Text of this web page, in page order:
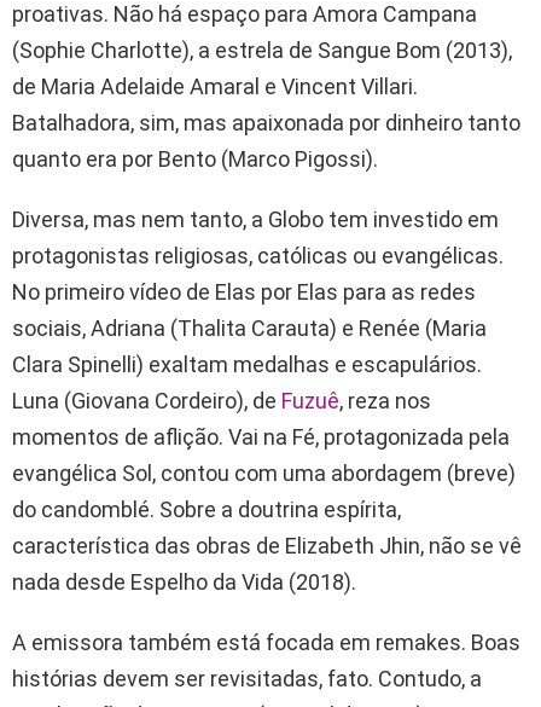
proativas. Não há espaço para Amora Campana
(Sophie Charlotte), a estrela de Sangue Bom (2013),
de Maria Adelaide Amaral e Vincent Villari.
Batalhadora, sim, mas apaixonada por dinheiro tanto
quanto era por Bento (Marco Pigossi).
Diversa, mas nem tanto, a Globo tem investido em
protagonistas religiosas, católicas ou evangélicas.
No primeiro vídeo de Elas por Elas para as redes
sociais, Adriana (Thalita Carauta) e Renée (Maria
Clara Spinelli) exaltam medalhas e escapulários.
Luna (Giovana Cordeiro), de Fuzuê, reza nos
momentos de aflição. Vai na Fé, protagonizada pela
evangélica Sol, contou com uma abordagem (breve)
do candomblé. Sobre a doutrina espírita,
característica das obras de Elizabeth Jhin, não se vê
nada desde Espelho da Vida (2018).
A emissora também está focada em remakes. Boas
histórias devem ser revisitadas, fato. Contudo, a